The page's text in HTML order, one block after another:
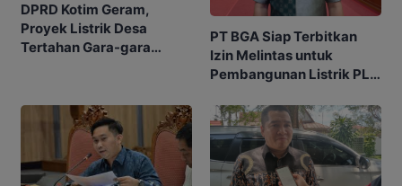
DPRD Kotim Geram,
Proyek Listrik Desa
Tertahan Gara-gara
PT BGA Siap Terbitkan
Izin Melintas untuk
Pembangunan Listrik PLN